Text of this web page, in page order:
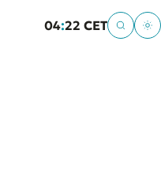
04:22 CET